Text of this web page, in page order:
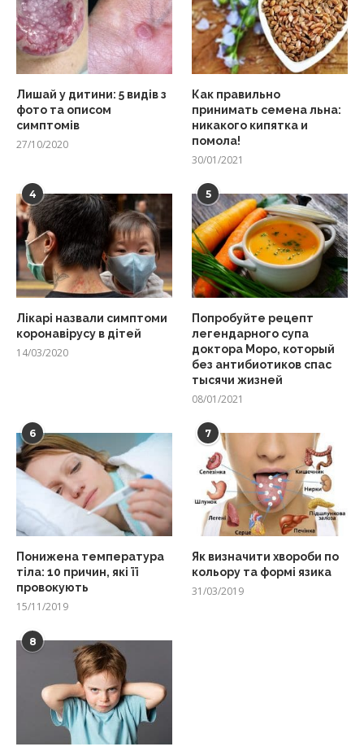
Лишай у дитини: 5 видів з
фото та описом
симптомів
27/10/2020
Как правильно
принимать семена льна:
никакого кипятка и
помола!
30/01/2021
4
Лікарі назвали симптоми
коронавірусу в дітей
14/03/2020
5
Попробуйте рецепт
легендарного супа
доктора Моро, который
без антибиотиков спас
тысячи жизней
08/01/2021
6
Понижена температура
тіла: 10 причин, які її
провокують
15/11/2019
7
Як визначити хвороби по
кольору та формі язика
31/03/2019
8